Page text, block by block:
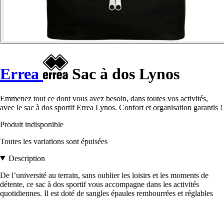
Errea Sac à dos Lynos
Emmenez tout ce dont vous avez besoin, dans toutes vos activités,
avec le sac à dos sportif Errea Lynos. Confort et organisation garantis !
Produit indisponible
Toutes les variations sont épuisées
Description
De l’université au terrain, sans oublier les loisirs et les moments de
détente, ce sac à dos sportif vous accompagne dans les activités
quotidiennes. Il est doté de sangles épaules rembourrées et réglables